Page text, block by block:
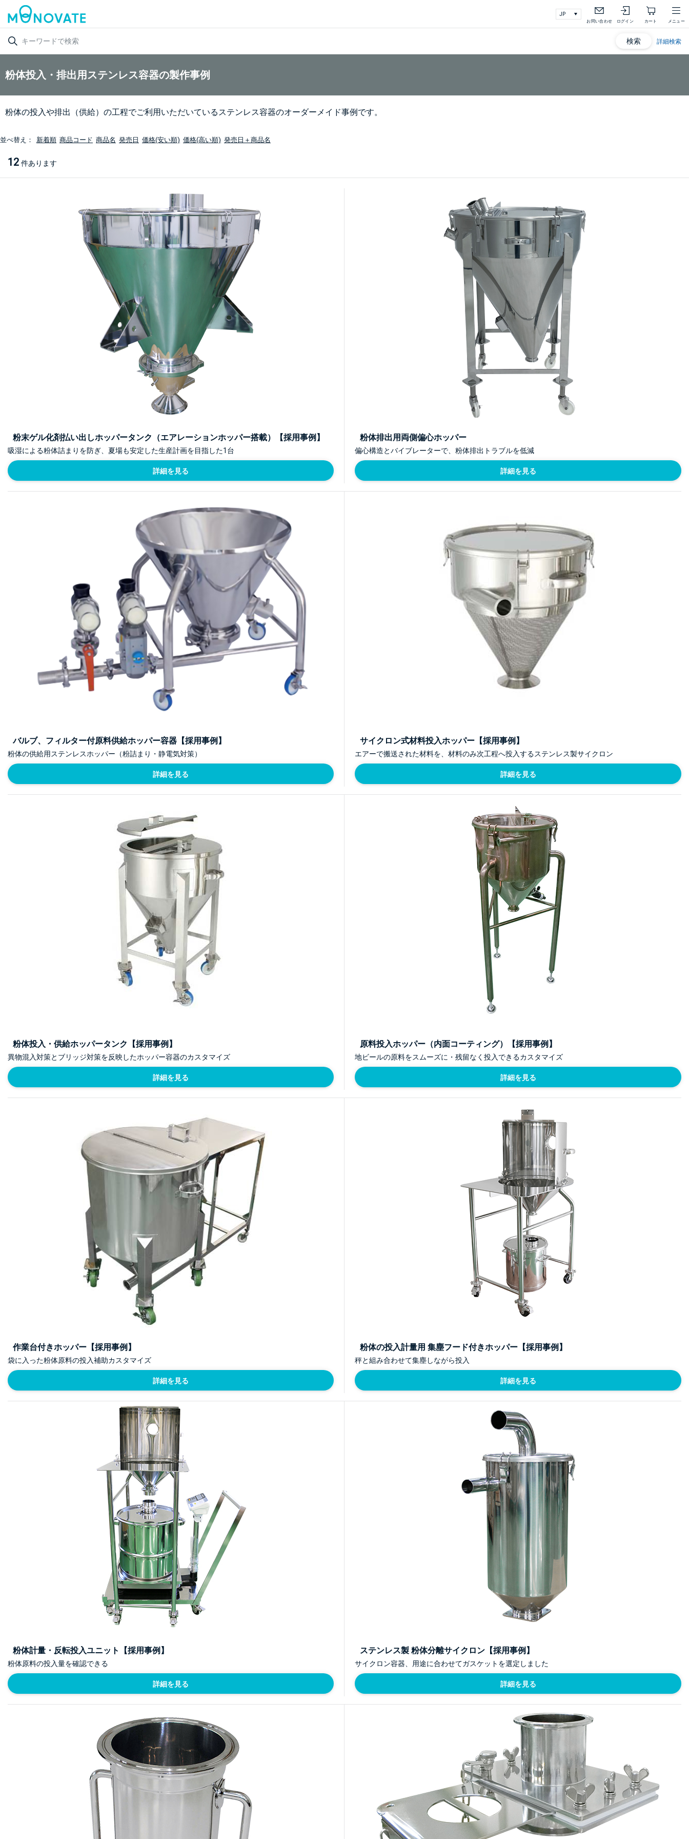
お問い合わせ ログイン カート メニュー
検索 詳細検索
粉体投入・排出用ステンレス容器の製作事例
粉体の投入や排出（供給）の工程でご利用いただいているステンレス容器のオーダーメイド事例です。
並べ替え： 新着順 商品コード 商品名 発売日 価格(安い順) 価格(高い順) 発売日＋商品名
12 件あります
粉末ゲル化剤払い出しホッパータンク（エアレーションホッパー搭載）【採用事例】
吸湿による粉体詰まりを防ぎ、夏場も安定した生産計画を目指した1台
詳細を見る
粉体排出用両側偏心ホッパー
偏心構造とバイブレーターで、粉体排出トラブルを低減
詳細を見る
バルブ、フィルター付原料供給ホッパー容器【採用事例】
粉体の供給用ステンレスホッパー（粉詰まり・静電気対策）
詳細を見る
サイクロン式材料投入ホッパー【採用事例】
エアーで搬送された材料を、材料のみ次工程へ投入するステンレス製サイクロン
詳細を見る
粉体投入・供給ホッパータンク【採用事例】
異物混入対策とブリッジ対策を反映したホッパー容器のカスタマイズ
詳細を見る
原料投入ホッパー（内面コーティング）【採用事例】
地ビールの原料をスムーズに・残留なく投入できるカスタマイズ
詳細を見る
作業台付きホッパー【採用事例】
袋に入った粉体原料の投入補助カスタマイズ
詳細を見る
粉体の投入計量用 集塵フード付きホッパー【採用事例】
秤と組み合わせて集塵しながら投入
詳細を見る
粉体計量・反転投入ユニット【採用事例】
粉体原料の投入量を確認できる
詳細を見る
ステンレス製 粉体分離サイクロン【採用事例】
サイクロン容器、用途に合わせてガスケットを選定しました
詳細を見る